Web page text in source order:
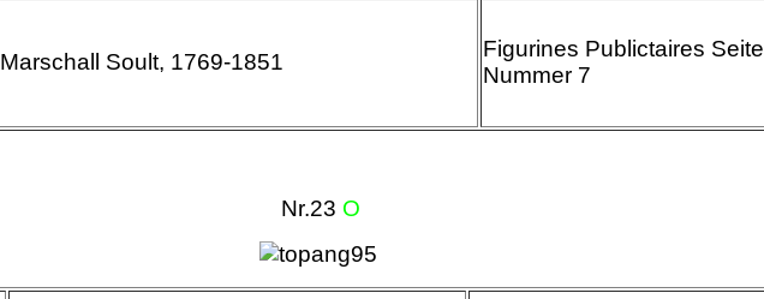
Marschall Soult, 1769-1851
Figurines Publictaires Seite
Nummer 7
Nr.23 O